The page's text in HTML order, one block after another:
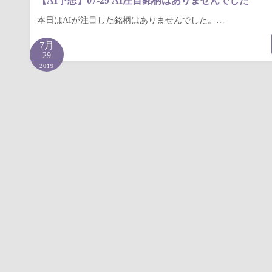
本日はAIが注目した銘柄はありませんでした。…
7月
29
2019